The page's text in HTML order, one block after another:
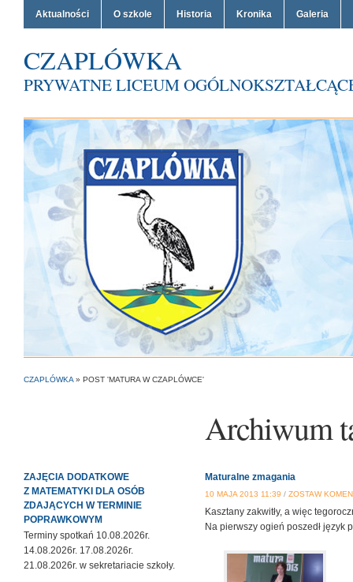
Aktualności O szkole Historia Kronika Galeria
CZAPLÓWKA
PRYWATNE LICEUM
CZAPLÓWKA » POST 'MATURA W CZAPLÓWCE'
Archiwum
ZAJĘCIA DODATKOWE
Z MATEMATYKI DLA OSÓB
ZDAJĄCYCH W TERMINIE
POPRAWKOWYM
Terminy spotkań 10.08.2026r.
14.08.2026r. 17.08.2026r.
21.08.2026r. w sekretariacie szkoły.
Maturalne zmagania
10 MAJA 2013 11:39 / ZOSTAW
Kasztany zakwitły, a więc
Na pierwszy ogień poszedł język